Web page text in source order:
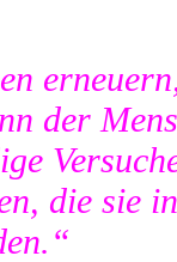
der
die sie